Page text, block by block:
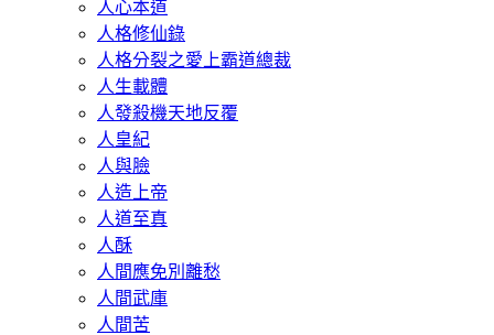
人心本道
人格修仙錄
人格分裂之愛上霸道總裁
人生載體
人發殺機天地反覆
人皇紀
人與臉
人造上帝
人道至真
人酥
人間應免別離愁
人間武庫
人間苦